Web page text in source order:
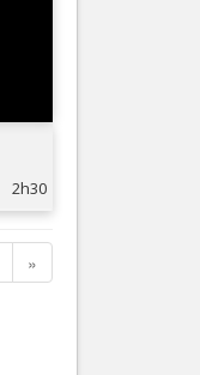
2h30
»